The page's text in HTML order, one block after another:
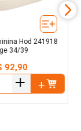
Hod 241918
34/39
92,90
＋